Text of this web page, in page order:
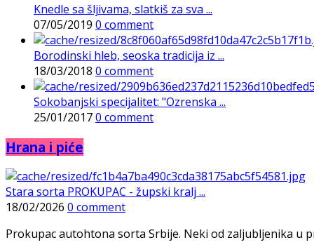
Knedle sa šljivama, slatkiš za sva ...
07/05/2019 0 comment
Borodinski hleb, seoska tradicija iz ...
18/03/2018 0 comment
Sokobanjski specijalitet: "Ozrenska ...
25/01/20170 comment
Hrana i piće
Stara sorta PROKUPAC - župski kralj ...
18/02/2026 0 comment
Prokupac autohtona sorta Srbije. Neki od zaljubljenika u